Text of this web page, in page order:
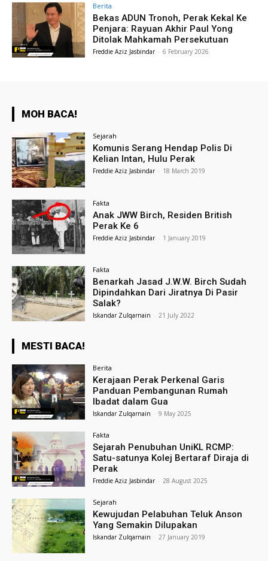
Berita
Bekas ADUN Tronoh, Perak Kekal Ke
Penjara: Rayuan Akhir Paul Yong
Ditolak Mahkamah Persekutuan
Freddie Aziz Jasbindar - 6 February 2026
MOH BACA!
Sejarah
Komunis Serang Hendap Polis Di
Kelian Intan, Hulu Perak
Freddie Aziz Jasbindar - 18 March 2019
Fakta
Anak JWW Birch, Residen British
Perak Ke 6
Freddie Aziz Jasbindar - 1 January 2019
Fakta
Benarkah Jasad J.W.W. Birch Sudah
Dipindahkan Dari Jiratnya Di Pasir
Salak?
Iskandar Zulqarnain - 21 July 2022
MESTI BACA!
Berita
Kerajaan Perak Perkenal Garis
Panduan Pembangunan Rumah
Ibadat dalam Gua
Iskandar Zulqarnain - 9 May 2025
Fakta
Sejarah Penubuhan UniKL RCMP:
Satu-satunya Kolej Bertaraf Diraja di
Perak
Freddie Aziz Jasbindar - 28 August 2025
Sejarah
Kewujudan Pelabuhan Teluk Anson
Yang Semakin Dilupakan
Iskandar Zulqarnain - 27 January 2019